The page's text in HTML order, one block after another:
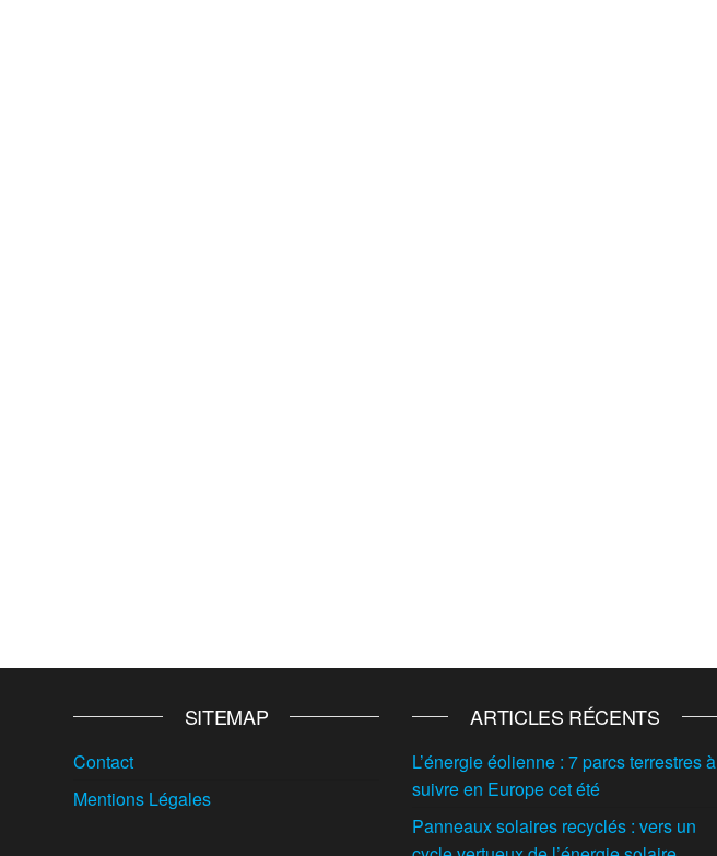
SITEMAP
Contact
Mentions Légales
ARTICLES RÉCENTS
L’énergie éolienne : 7 parcs terrestres à
suivre en Europe cet été
Panneaux solaires recyclés : vers un